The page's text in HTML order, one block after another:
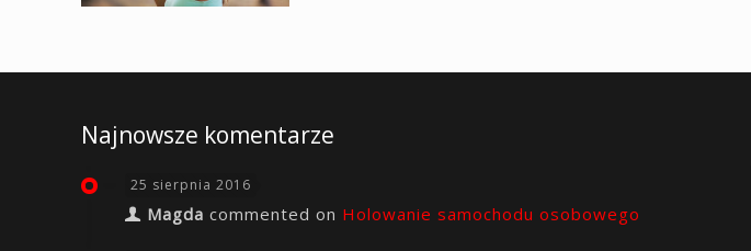
Najnowsze komentarze
25 sierpnia 2016
Magda commented on Holowanie samochodu osobowego